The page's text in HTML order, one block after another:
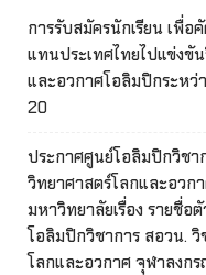
การรับสมัครนักเรียน เพื่อ
แทนประเทศไทยไปแข่งขั
และอวกาศโอลิมปิกระหว่
20
ประกาศศูนย์โอลิมปิกวิชา
วิทยาศาสตร์โลกและอวก
มหาวิทยาลัยเรื่อง รายชื่อ
โอลิมปิกวิชาการ สอวน. วิ
โลกและอวกาศ จุฬาลงก